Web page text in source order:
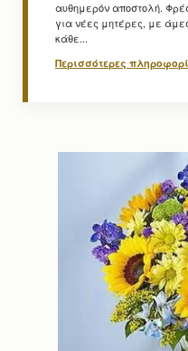
αυθημερόν αποστολή.
για νέες μητέρες, με
κάθε...
Περισσότερες